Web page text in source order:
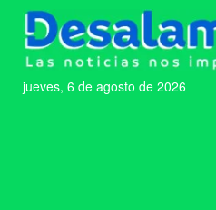
jueves, 6 de agosto de 2026